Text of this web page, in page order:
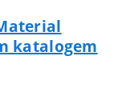
katalogem